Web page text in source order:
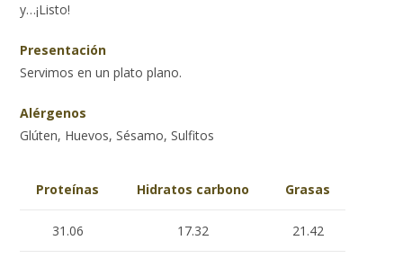
y…¡Listo!
Presentación
Servimos en un plato plano.
Alérgenos
Glúten, Huevos, Sésamo, Sulfitos
Proteínas Hidratos carbono Grasas
31.06 17.32 21.42